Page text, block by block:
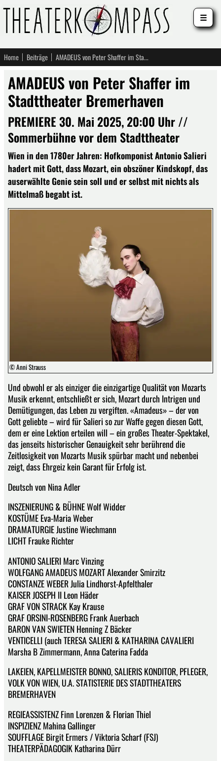
Home Beiträge AMADEUS von Peter Shaffer im Stadttheater Bremerhaven
AMADEUS von Peter Shaffer im
Stadttheater Bremerhaven
PREMIERE 30. Mai 2025, 20:00 Uhr //
Sommerbühne vor dem Stadttheater
Wien in den 1780er Jahren: Hofkomponist Antonio Salieri
hadert mit Gott, dass Mozart, ein obszöner Kindskopf, das
auserwählte Genie sein soll und er selbst mit nichts als
Mittelmaß begabt ist.
© Anni Strauss
Und obwohl er als einziger die einzigartige Qualität von Mozarts
Musik erkennt, entschließt er sich, Mozart durch Intrigen und
Demütigungen, das Leben zu vergiften. «Amadeus» – der von
Gott geliebte – wird für Salieri so zur Waffe gegen diesen Gott,
dem er eine Lektion erteilen will – ein großes Theater-Spektakel,
das jenseits historischer Genauigkeit sehr berührend die
Zeitlosigkeit von Mozarts Musik spürbar macht und nebenbei
zeigt, dass Ehrgeiz kein Garant für Erfolg ist.
Deutsch von Nina Adler
INSZENIERUNG & BÜHNE Wolf Widder
KOSTÜME Eva-Maria Weber
DRAMATURGIE Justine Wiechmann
LICHT Frauke Richter
ANTONIO SALIERI Marc Vinzing
WOLFGANG AMADEUS MOZART Alexander Smirzitz
CONSTANZE WEBER Julia Lindhorst-Apfelthaler
KAISER JOSEPH II Leon Häder
GRAF VON STRACK Kay Krause
GRAF ORSINI-ROSENBERG Frank Auerbach
BARON VAN SWIETEN Henning Z Bäcker
VENTICELLI (auch TERESA SALIERI & KATHARINA CAVALIERI
Marsha B Zimmermann, Anna Caterina Fadda
LAKEIEN, KAPELLMEISTER BONNO, SALIERIS KONDITOR, PFLEGER,
VOLK VON WIEN, U.A. STATISTERIE DES STADTTHEATERS
BREMERHAVEN
REGIEASSISTENZ Finn Lorenzen & Florian Thiel
INSPIZIENZ Mahina Gallinger
SOUFFLAGE Birgit Ermers / Viktoria Scharf (FSJ)
THEATERPÄDAGOGIK Katharina Dürr
☰